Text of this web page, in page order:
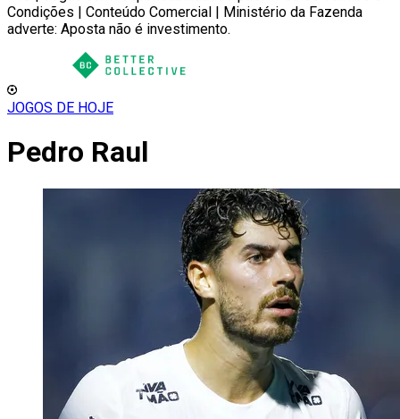
Condições | Conteúdo Comercial | Ministério da Fazenda
adverte: Aposta não é investimento.
JOGOS DE HOJE
Pedro Raul